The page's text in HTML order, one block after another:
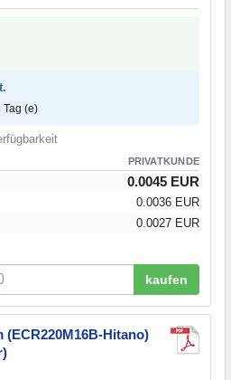
Tag (e)
PRIVATKUNDE
0.0045 EUR
0.0036 EUR
0.0027 EUR
kaufen
(ECR220M16B-Hitano)